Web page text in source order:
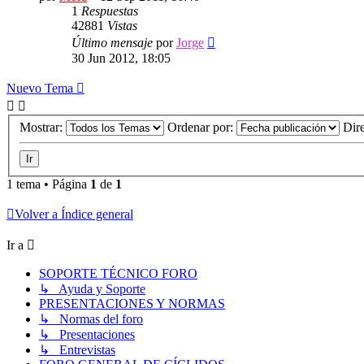
1 Respuestas
42881 Vistas
Último mensaje porJorge
30 Jun 2012, 18:05
Nuevo Tema
Mostrar: Ordenar por:
1 tema • Página 1 de 1
Volver a Índice general
Ir a
SOPORTE TÉCNICO FORO
↳ Ayuda y Soporte
PRESENTACIONES Y NORMAS
↳ Normas del foro
↳ Presentaciones
↳ Entrevistas